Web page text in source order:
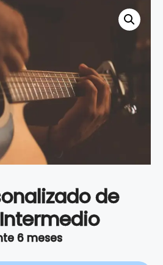
de
6 meses